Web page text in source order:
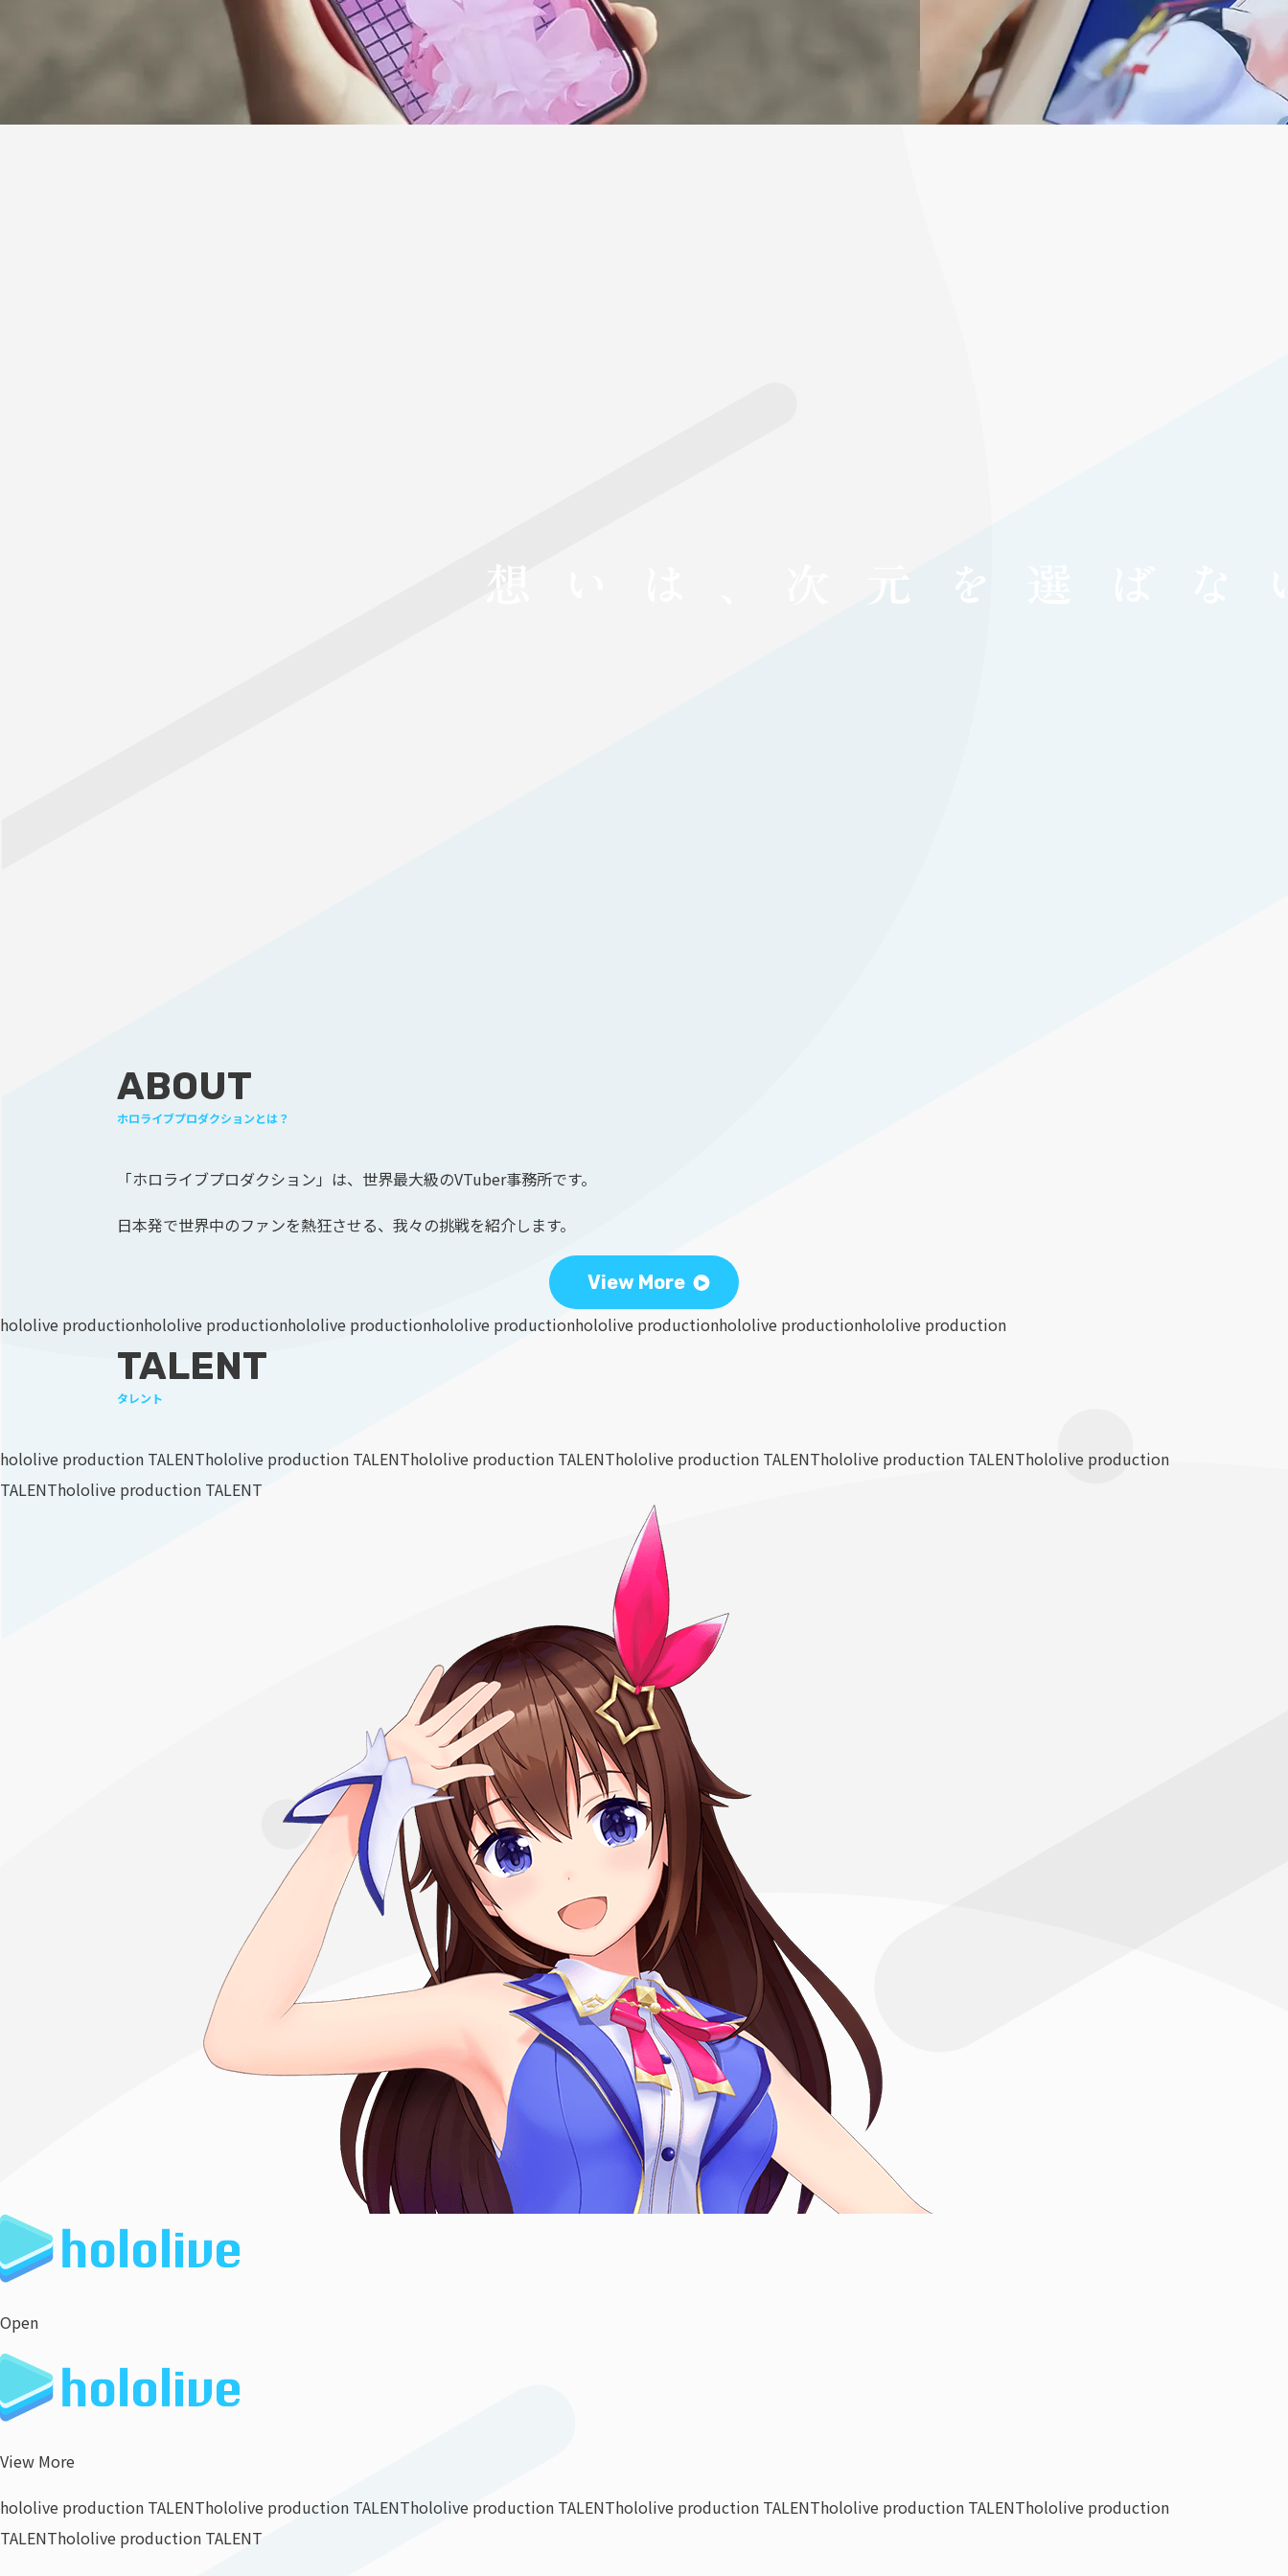
サポーターガイドライン
ABOUT
ホロライブプロダクションとは？
「ホロライブプロダクション」は、 世界最大級のVTuber事務所です。
日本発で世界中のファンを熱狂させる、 我々の挑戦を紹介します。
View More
hololive productionhololive productionhololive productionhololive productionhololive productionhololive productionhololive production
TALENT
タレント
hololive production TALENThololive production TALENThololive production TALENThololive production TALENThololive production TALENThololive production
TALENThololive production TALENT
Open
View More
hololive production TALENThololive production TALENThololive production TALENThololive production TALENThololive production TALENThololive production
TALENThololive production TALENT